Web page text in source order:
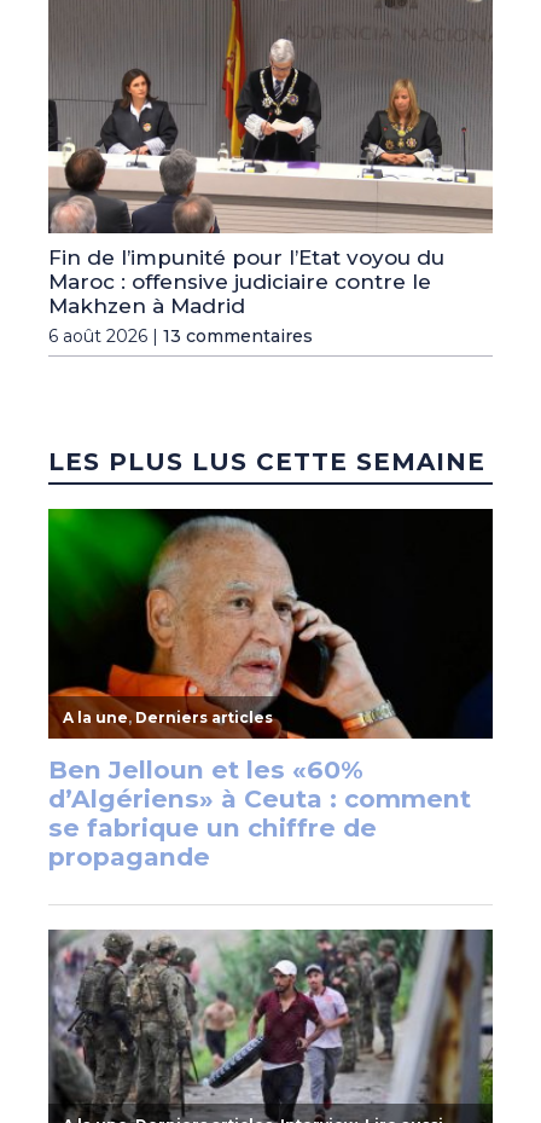
Fin de l’impunité pour l’Etat voyou du
Maroc : offensive judiciaire contre le
Makhzen à Madrid
6 août 2026 | 13 commentaires
LES PLUS LUS CETTE SEMAINE